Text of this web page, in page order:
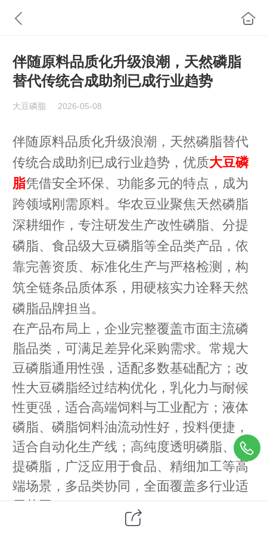
伴随原料品质化升级浪潮，天然磷脂
替代传统合成助剂已成行业趋势
大豆磷脂 2026-05-08
伴随原料品质化升级浪潮，天然磷脂替代
传统合成助剂已成行业趋势，优质大豆磷
脂凭借安全环保、功能多元的特点，成为
跨领域刚需原料。华农豆业聚焦天然磷脂
深耕细作，专注研发生产改性磷脂、分提
磷脂、食品级大豆磷脂等全品类产品，依
靠完善资质、标准化生产与严格检测，构
筑全链条品质体系，用硬核实力诠释天然
磷脂品牌担当。
在产品布局上，企业完整覆盖市面主流磷
脂品类，可满足差异化采购需求。常规大
豆磷脂通用性强，适配多数基础配方；改
性大豆磷脂经过结构优化，乳化力与耐候
性更强，适合高端饲料与工业配方；液体
磷脂、磷脂饲料油流动性好，投料便捷，
适合自动化生产线；高纯度透明磷脂、分
提磷脂，广泛应用于食品、精细加工等高
端场景，多品类协同，全面覆盖多行业适
用范围。
品质稳定的背后，是完善的资质体系与严